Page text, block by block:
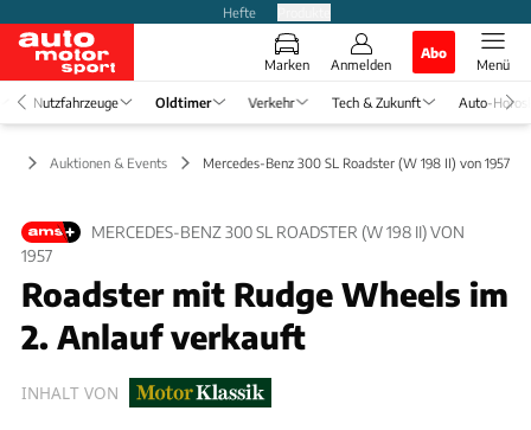
Hefte
Marken Anmelden
Abo
Menü
Nutzfahrzeuge Oldtimer Verkehr Tech & Zukunft Auto-
Auktionen & Events Mercedes-Benz 300 SL Roadster (W 198 II) von 1957
MERCEDES-BENZ 300 SL ROADSTER (W 198 II) VON
1957
Roadster mit Rudge Wheels im
2. Anlauf verkauft
INHALT VON